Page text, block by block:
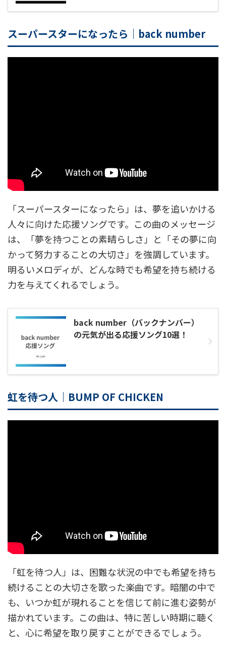
スーパースターになったら｜back number
「スーパースターになったら」は、夢を追いかける
人々に向けた応援ソングです。この曲のメッセージ
は、「夢を持つことの素晴らしさ」と「その夢に向
かって努力することの大切さ」を強調しています。
明るいメロディが、どんな時でも希望を持ち続ける
力を与えてくれるでしょう。
back number（バックナンバー）
の元気が出る応援ソング10選！
虹を待つ人｜BUMP OF CHICKEN
「虹を待つ人」は、困難な状況の中でも希望を持ち
続けることの大切さを歌った楽曲です。暗闇の中で
も、いつか虹が現れることを信じて前に進む姿勢が
描かれています。この曲は、特に苦しい時期に聴く
と、心に希望を取り戻すことができるでしょう。